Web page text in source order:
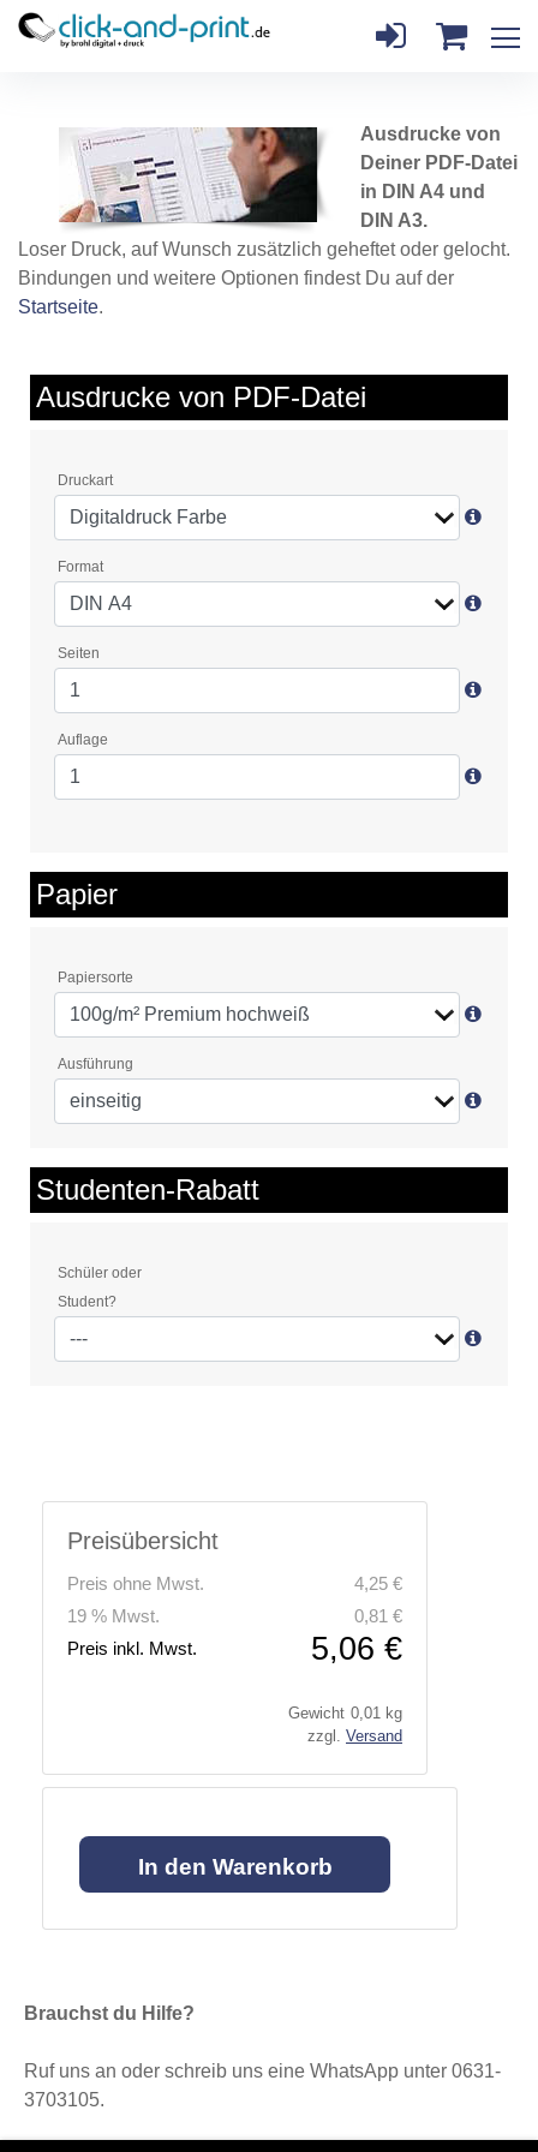
Ausdrucke von
Deiner PDF-Datei
in DIN A4 und
DIN A3.
Loser Druck, auf Wunsch zusätzlich geheftet oder gelocht.
Bindungen und weitere Optionen findest Du auf der
Startseite.
Ausdrucke von PDF-Datei
Druckart
Format
Seiten
Auflage
Papier
Papiersorte
Ausführung
Studenten-Rabatt
Schüler oder
Student?
Preisübersicht
Preis ohne Mwst.
4,25 €
19 % Mwst.
0,81 €
Preis inkl. Mwst.
5,06 €
Gewicht 0,01 kg
zzgl. Versand
Brauchst du Hilfe?
Ruf uns an oder schreib uns eine WhatsApp unter 0631-
3703105.